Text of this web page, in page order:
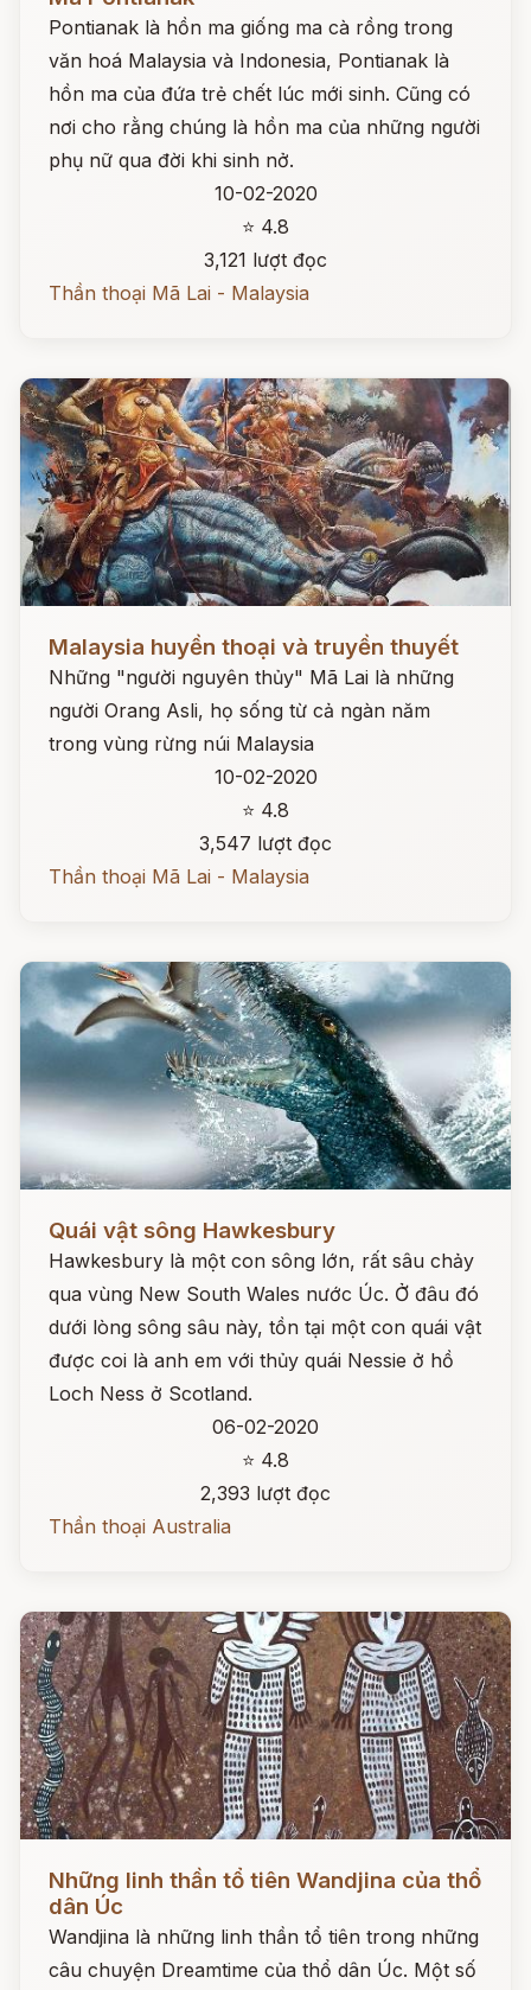
Pontianak là hồn ma giống ma cà rồng trong
văn hoá Malaysia và Indonesia, Pontianak là
hồn ma của đứa trẻ chết lúc mới sinh. Cũng có
nơi cho rằng chúng là hồn ma của những người
phụ nữ qua đời khi sinh nở.
10-02-2020
⭐ 4.8
3,121 lượt đọc
Thần thoại Mã Lai - Malaysia
Malaysia huyền thoại và truyền thuyết
Những "người nguyên thủy" Mã Lai là những
người Orang Asli, họ sống từ cả ngàn năm
trong vùng rừng núi Malaysia
10-02-2020
⭐ 4.8
3,547 lượt đọc
Thần thoại Mã Lai - Malaysia
Quái vật sông Hawkesbury
Hawkesbury là một con sông lớn, rất sâu chảy
qua vùng New South Wales nước Úc. Ở đâu đó
dưới lòng sông sâu này, tồn tại một con quái vật
được coi là anh em với thủy quái Nessie ở hồ
Loch Ness ở Scotland.
06-02-2020
⭐ 4.8
2,393 lượt đọc
Thần thoại Australia
Những linh thần tổ tiên Wandjina của thổ
dân Úc
Wandjina là những linh thần tổ tiên trong những
câu chuyện Dreamtime của thổ dân Úc. Một số